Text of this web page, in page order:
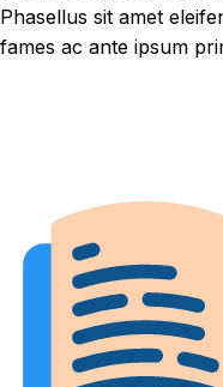
Phasellus sit amet
fames ac ante ipsum